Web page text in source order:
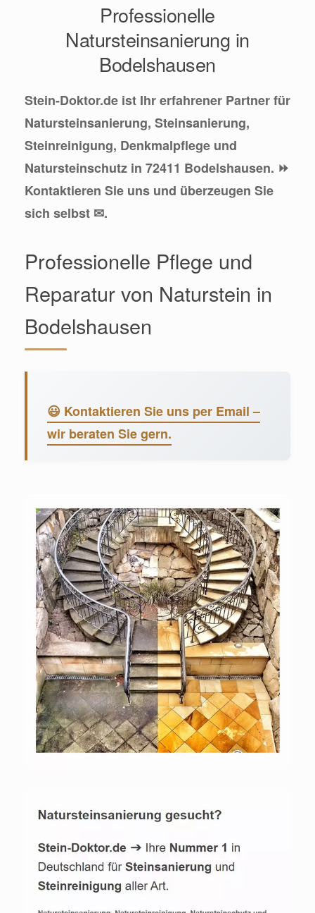
Professionelle
Natursteinsanierung in
Bodelshausen
Stein-Doktor.de ist Ihr erfahrener Partner für
Natursteinsanierung, Steinsanierung,
Steinreinigung, Denkmalpflege und
Natursteinschutz in 72411 Bodelshausen. ⏩
Kontaktieren Sie uns und überzeugen Sie
sich selbst ✉.
Professionelle Pflege und
Reparatur von Naturstein in
Bodelshausen
😃 Kontaktieren Sie uns per Email –
wir beraten Sie gern.